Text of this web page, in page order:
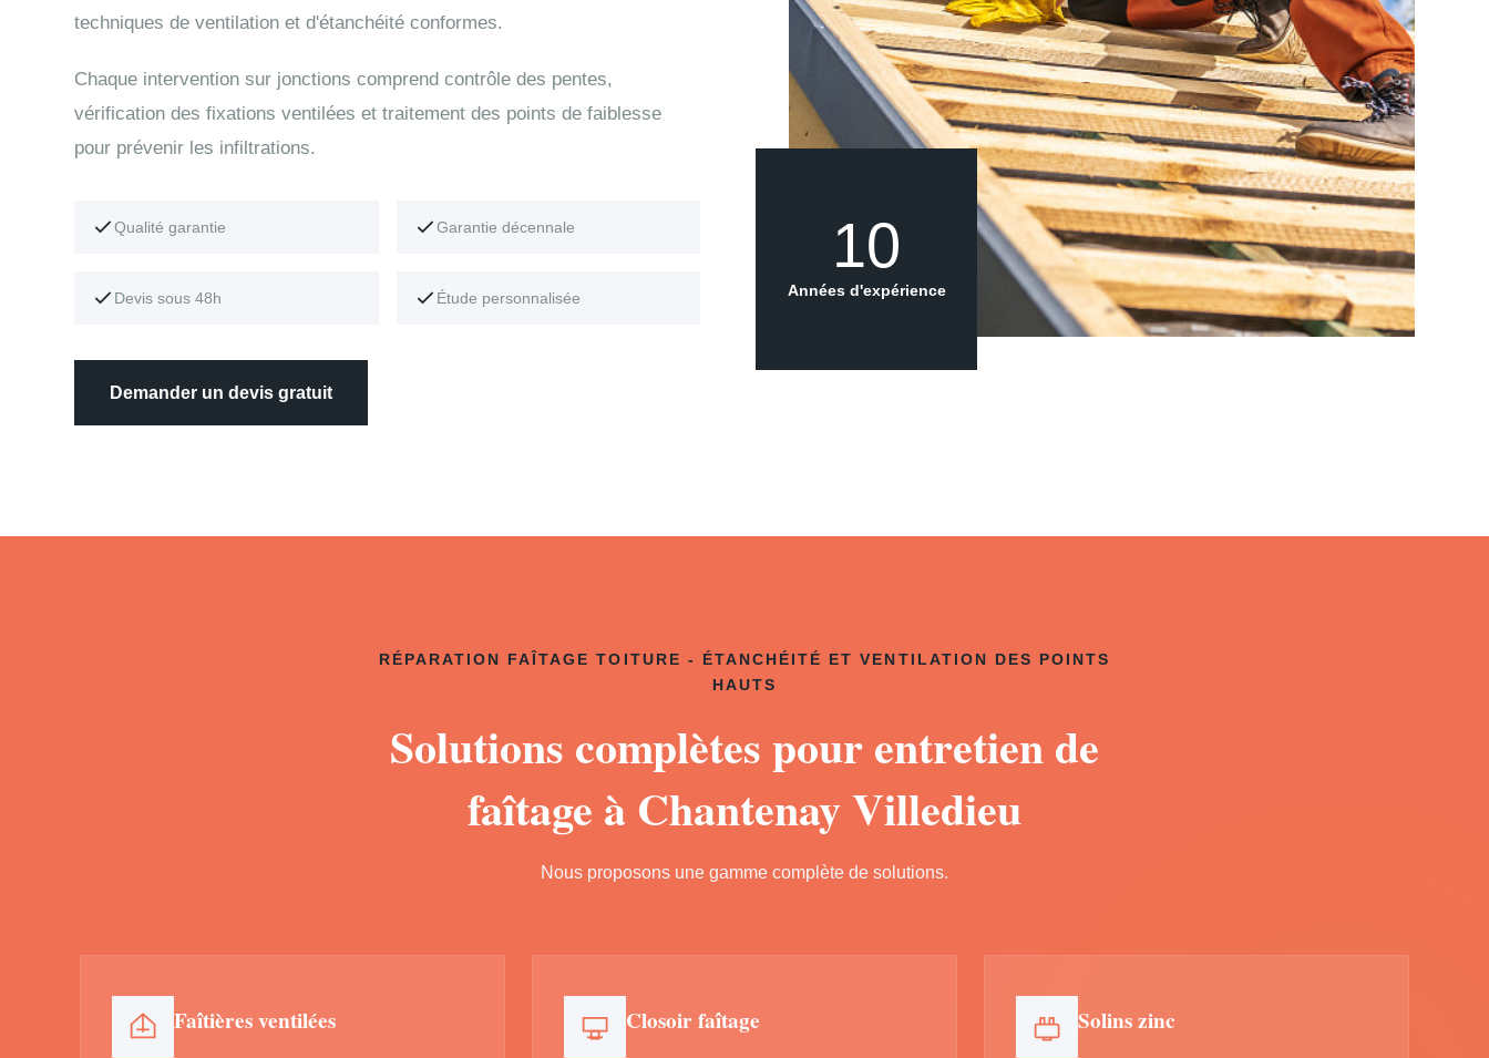
techniques de ventilation et d'étanchéité conformes.
Chaque intervention sur jonctions comprend contrôle des pentes,
vérification des fixations ventilées et traitement des points de faiblesse
pour prévenir les infiltrations.
Qualité garantie Garantie décennale
Devis sous 48h Étude personnalisée
Demander un devis gratuit
10
Années d'expérience
RÉPARATION FAÎTAGE TOITURE - ÉTANCHÉITÉ ET VENTILATION DES POINTS
HAUTS
Solutions complètes pour entretien de
faîtage à Chantenay Villedieu
Nous proposons une gamme complète de solutions.
Faîtières ventilées Closoir faîtage Solins zinc